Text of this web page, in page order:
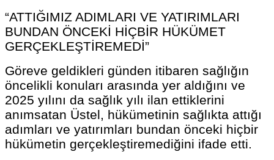
“ATTIĞIMIZ ADIMLARI VE YATIRIMLARI
BUNDAN ÖNCEKİ HİÇBİR HÜKÜMET
GERÇEKLEŞTİREMEDİ”
Göreve geldikleri günden itibaren sağlığın
öncelikli konuları arasında yer aldığını ve
2025 yılını da sağlık yılı ilan ettiklerini
anımsatan Üstel, hükümetinin sağlıkta attığı
adımları ve yatırımları bundan önceki hiçbir
hükümetin gerçekleştiremediğini ifade etti.